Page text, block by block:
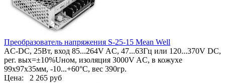
Преобразователь напряжения S-25-15 Mean Well
AC-DC, 25Вт, вход 85...264V AC, 47...63Гц или 120...370V DC,
рег. вых=±10%Uном, изоляция 3000V AC, в кожухе
99х97х35мм, -10...+60°С, вес 390гр.
Цена: 2 265 руб